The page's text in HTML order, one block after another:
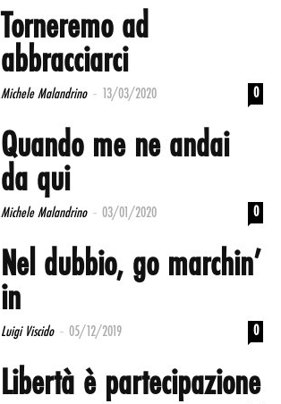
Torneremo ad
abbracciarci
Michele Malandrino - 13/03/2020 0
Quando me ne andai
da qui
Michele Malandrino - 03/01/2020 0
Nel dubbio, go marchin’
in
Luigi Viscido - 05/12/2019 0
Libertà è partecipazione